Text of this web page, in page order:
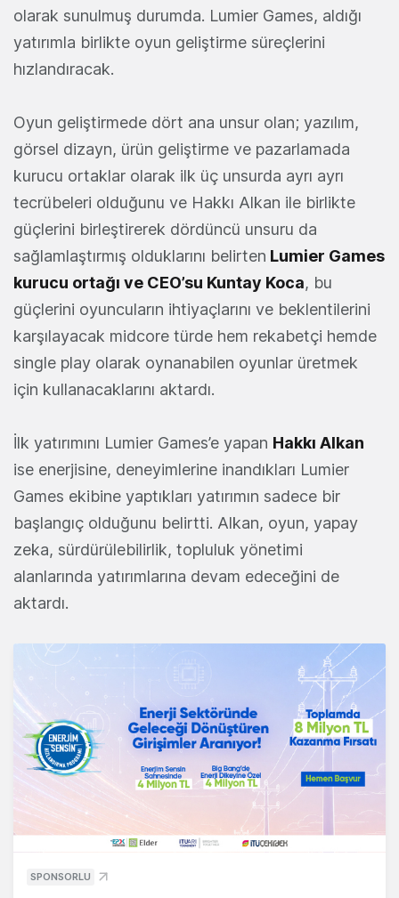
olarak sunulmuş durumda. Lumier Games, aldığı
yatırımla birlikte oyun geliştirme süreçlerini
hızlandıracak.
Oyun geliştirmede dört ana unsur olan; yazılım,
görsel dizayn, ürün geliştirme ve pazarlamada
kurucu ortaklar olarak ilk üç unsurda ayrı ayrı
tecrübeleri olduğunu ve Hakkı Alkan ile birlikte
güçlerini birleştirerek dördüncü unsuru da
sağlamlaştırmış olduklarını belirten Lumier Games
kurucu ortağı ve CEO’su Kuntay Koca, bu
güçlerini oyuncuların ihtiyaçlarını ve beklentilerini
karşılayacak midcore türde hem rekabetçi hemde
single play olarak oynanabilen oyunlar üretmek
için kullanacaklarını aktardı.
İlk yatırımını Lumier Games’e yapan Hakkı Alkan
ise enerjisine, deneyimlerine inandıkları Lumier
Games ekibine yaptıkları yatırımın sadece bir
başlangıç olduğunu belirtti. Alkan, oyun, yapay
zeka, sürdürülebilirlik, topluluk yönetimi
alanlarında yatırımlarına devam edeceğini de
aktardı.
SPONSORLU